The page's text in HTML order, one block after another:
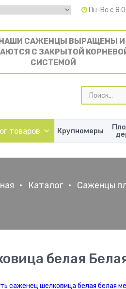
Пн-Вс с
САЖЕНЦЫ ВЫРАЩЕНЫ И
С ЗАКРЫТОЙ
СИСТЕМОЙ
Поиск
товаров
товаров Крупномеры
• Каталог • Саженцы
белая